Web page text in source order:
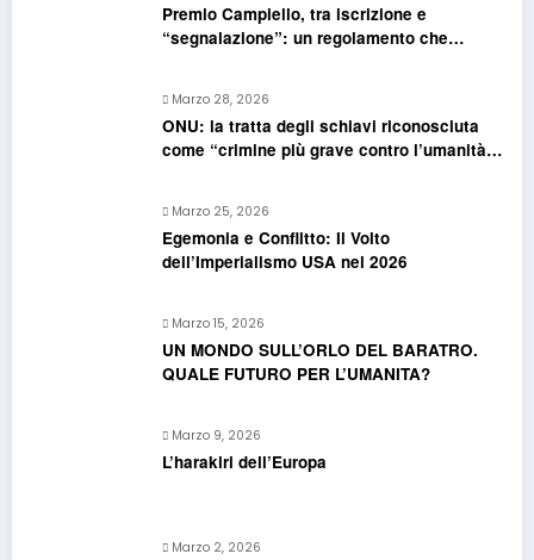
Premio Campiello, tra iscrizione e
“segnalazione”: un regolamento che
Marzo 28, 2026
ONU: la tratta degli schiavi riconosciuta
come “crimine più grave contro l’umanità”.
Marzo 25, 2026
Egemonia e Conflitto: Il Volto
dell’Imperialismo USA nel 2026
Marzo 15, 2026
UN MONDO SULL’ORLO DEL BARATRO.
QUALE FUTURO PER L’UMANITA?
Marzo 9, 2026
L’harakiri dell’Europa
Marzo 2, 2026